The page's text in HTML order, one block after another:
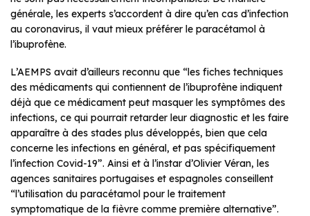
générale, les experts s’accordent à dire qu’en cas d’infection
au coronavirus, il vaut mieux préférer le paracétamol à
l’ibuprofène.
L’AEMPS avait d’ailleurs reconnu que “les fiches techniques
des médicaments qui contiennent de l’ibuprofène indiquent
déjà que ce médicament peut masquer les symptômes des
infections, ce qui pourrait retarder leur diagnostic et les faire
apparaître à des stades plus développés, bien que cela
concerne les infections en général, et pas spécifiquement
l’infection Covid-19”. Ainsi et à l’instar d’Olivier Véran, les
agences sanitaires portugaises et espagnoles conseillent
“l’utilisation du paracétamol pour le traitement
symptomatique de la fièvre comme première alternative”.